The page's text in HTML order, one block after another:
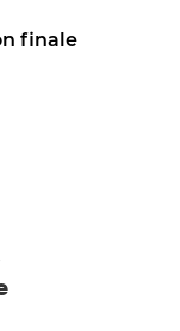
finale